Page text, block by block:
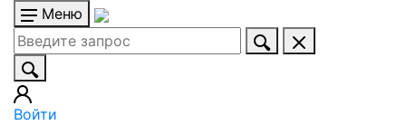
Меню
Войти